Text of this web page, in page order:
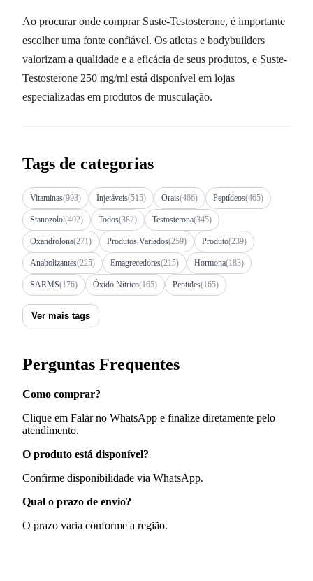
Ao procurar onde comprar Suste-Testosterone, é importante
escolher uma fonte confiável. Os atletas e bodybuilders
valorizam a qualidade e a eficácia de seus produtos, e Suste-
Testosterone 250 mg/ml está disponível em lojas
especializadas em produtos de musculação.
Tags de categorias
Vitaminas(993) Injetáveis(515) Orais(466) Peptídeos(465)
Stanozolol(402) Todos(382) Testosterona(345)
Oxandrolona(271) Produtos Variados(259) Produto(239)
Anabolizantes(225) Emagrecedores(215) Hormona(183)
SARMS(176) Óxido Nítrico(165) Peptides(165)
Ver mais tags
Perguntas Frequentes
Como comprar?
Clique em Falar no WhatsApp e finalize diretamente pelo
atendimento.
O produto está disponível?
Confirme disponibilidade via WhatsApp.
Qual o prazo de envio?
O prazo varia conforme a região.